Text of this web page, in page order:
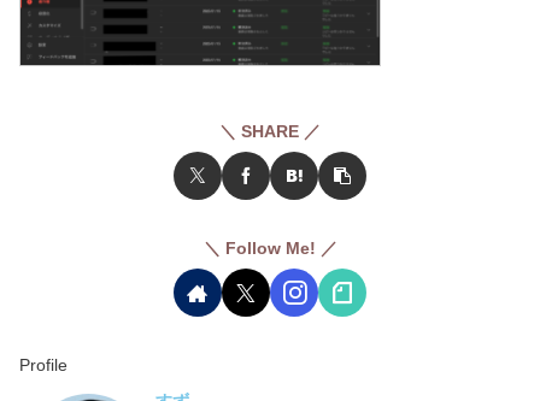
＼ SHARE ／
＼ Follow Me! ／
Profile